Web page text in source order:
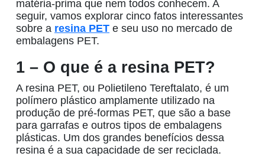
matéria-prima que nem todos conhecem. A
seguir, vamos explorar cinco fatos interessantes
sobre a resina PET e seu uso no mercado de
embalagens PET.
1 – O que é a resina PET?
Aresina PET, ou Polietileno Tereftalato, é um
polímero plástico amplamente utilizado na
produção de pré-formas PET, que são a base
para garrafas e outros tipos de embalagens
plásticas. Um dos grandes benefícios dessa
resina é a sua capacidade de ser reciclada.